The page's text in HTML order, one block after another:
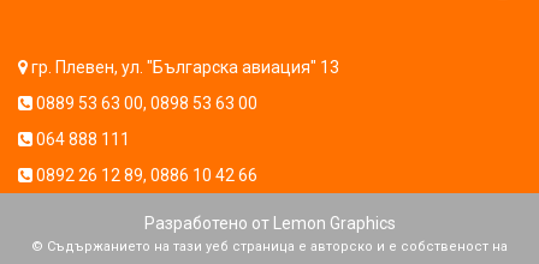
гр. Плевен, ул. "Българска авиация" 13
0889 53 63 00, 0898 53 63 00
064 888 111
0892 26 12 89, 0886 10 42 66
Разработено от Lemon Graphics
© Съдържанието на тази уеб страница е авторско и е собственост на